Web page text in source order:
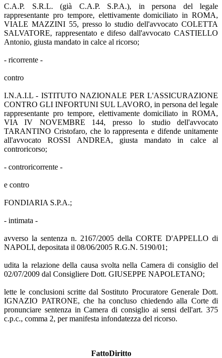
C.A.P. S.R.L. (già C.A.P. S.P.A.), in persona del legale
rappresentante pro tempore, elettivamente domiciliato in ROMA,
VIALE MAZZINI 55, presso lo studio dell'avvocato COLETTA
SALVATORE, rappresentato e difeso dall'avvocato CASTIELLO
Antonio, giusta mandato in calce al ricorso;
- ricorrente -
contro
I.N.A.I.L - ISTITUTO NAZIONALE PER L'ASSICURAZIONE
CONTRO GLI INFORTUNI SUL LAVORO, in persona del legale
rappresentante pro tempore, elettivamente domiciliato in ROMA,
VIA IV NOVEMBRE 144, presso lo studio dell'avvocato
TARANTINO Cristofaro, che lo rappresenta e difende unitamente
all'avvocato ROSSI ANDREA, giusta mandato in calce al
controricorso;
- controricorrente -
e contro
FONDIARIA S.P.A.;
- intimata -
avverso la sentenza n. 2167/2005 della CORTE D'APPELLO di
NAPOLI, depositata il 08/06/2005 R.G.N. 5190/01;
udita la relazione della causa svolta nella Camera di consiglio del
02/07/2009 dal Consigliere Dott. GIUSEPPE NAPOLETANO;
lette le conclusioni scritte dal Sostituto Procuratore Generale Dott.
IGNAZIO PATRONE, che ha concluso chiedendo alla Corte di
pronunciare sentenza in Camera di consiglio ai sensi dell'art. 375
c.p.c., comma 2, per manifesta infondatezza del ricorso.
FattoDiritto